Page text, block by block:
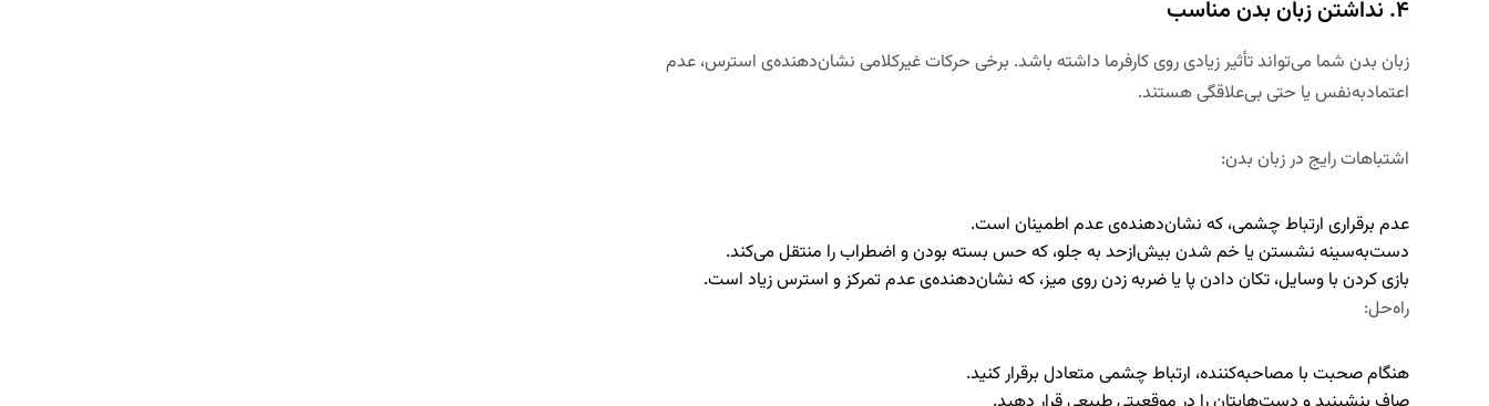
۴. نداشتن زبان بدن مناسب
زبان بدن شما می‌تواند تأثیر زیادی روی کارفرما داشته باشد. برخی حرکات غیرکلامی نشان‌دهنده‌ی استرس، عدم
اعتمادبه‌نفس یا حتی بی‌علاقگی هستند.
اشتباهات رایج در زبان بدن:
عدم برقراری ارتباط چشمی، که نشان‌دهنده‌ی عدم اطمینان است.
دست‌به‌سینه نشستن یا خم شدن بیش‌ازحد به جلو، که حس بسته بودن و اضطراب را منتقل می‌کند.
بازی کردن با وسایل، تکان دادن پا یا ضربه زدن روی میز، که نشان‌دهنده‌یعدم تمرکز و استرس زیاد است.
راه‌حل:
هنگام صحبت با مصاحبه‌کننده، ارتباط چشمی متعادل برقرار کنید.